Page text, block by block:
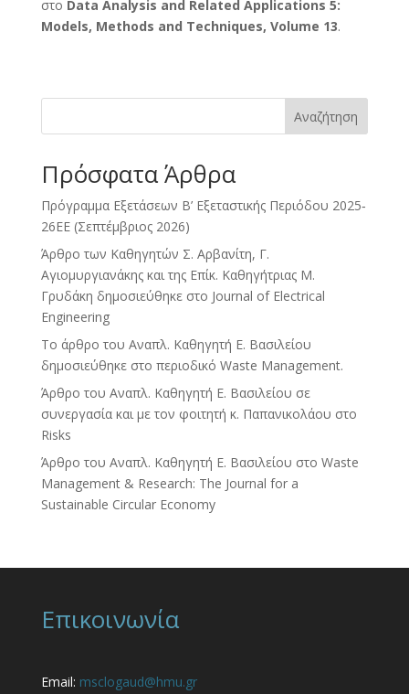
στο Data Analysis and Related Applications 5:
Models, Methods and Techniques, Volume 13.
Αναζήτηση
Πρόσφατα Άρθρα
Πρόγραμμα Εξετάσεων Β’ Εξεταστικής Περιόδου 2025‐
26ΕΕ (Σεπτέμβριος 2026)
Άρθρο των Καθηγητών Σ. Αρβανίτη, Γ.
Αγιομυργιανάκης και της Επίκ. Καθηγήτριας Μ.
Γρυδάκη δημοσιεύθηκε στο Journal of Electrical
Engineering
Το άρθρο του Αναπλ. Καθηγητή Ε. Βασιλείου
δημοσιεύθηκε στο περιοδικό Waste Management.
Άρθρο του Αναπλ. Καθηγητή Ε. Βασιλείου σε
συνεργασία και με τον φοιτητή κ. Παπανικολάου στο
Risks
Άρθρο του Αναπλ. Καθηγητή Ε. Βασιλείου στο Waste
Management & Research: The Journal for a
Sustainable Circular Economy
Επικοινωνία
Email: msclogaud@hmu.gr